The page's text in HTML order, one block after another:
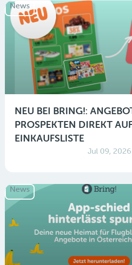
News
NEU BEI BRING!:
PROSPEKTEN DIREKT
EINKAUFSLISTE
Jul 09, 2026
News